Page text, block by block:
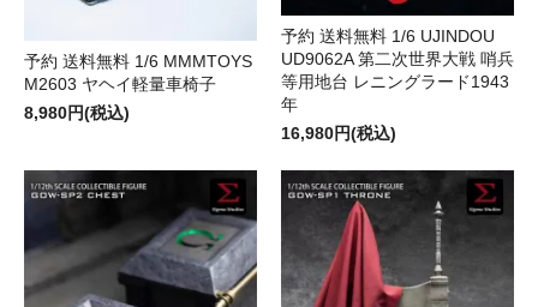
予約 送料無料 1/6 MMMTOYS
M2603 ヤヘイ軽量車椅子
8,980円(税込)
予約 送料無料 1/6 UJINDOU
UD9062A 第二次世界大戦 哨兵
等用地台 レニングラード1943
年
16,980円(税込)